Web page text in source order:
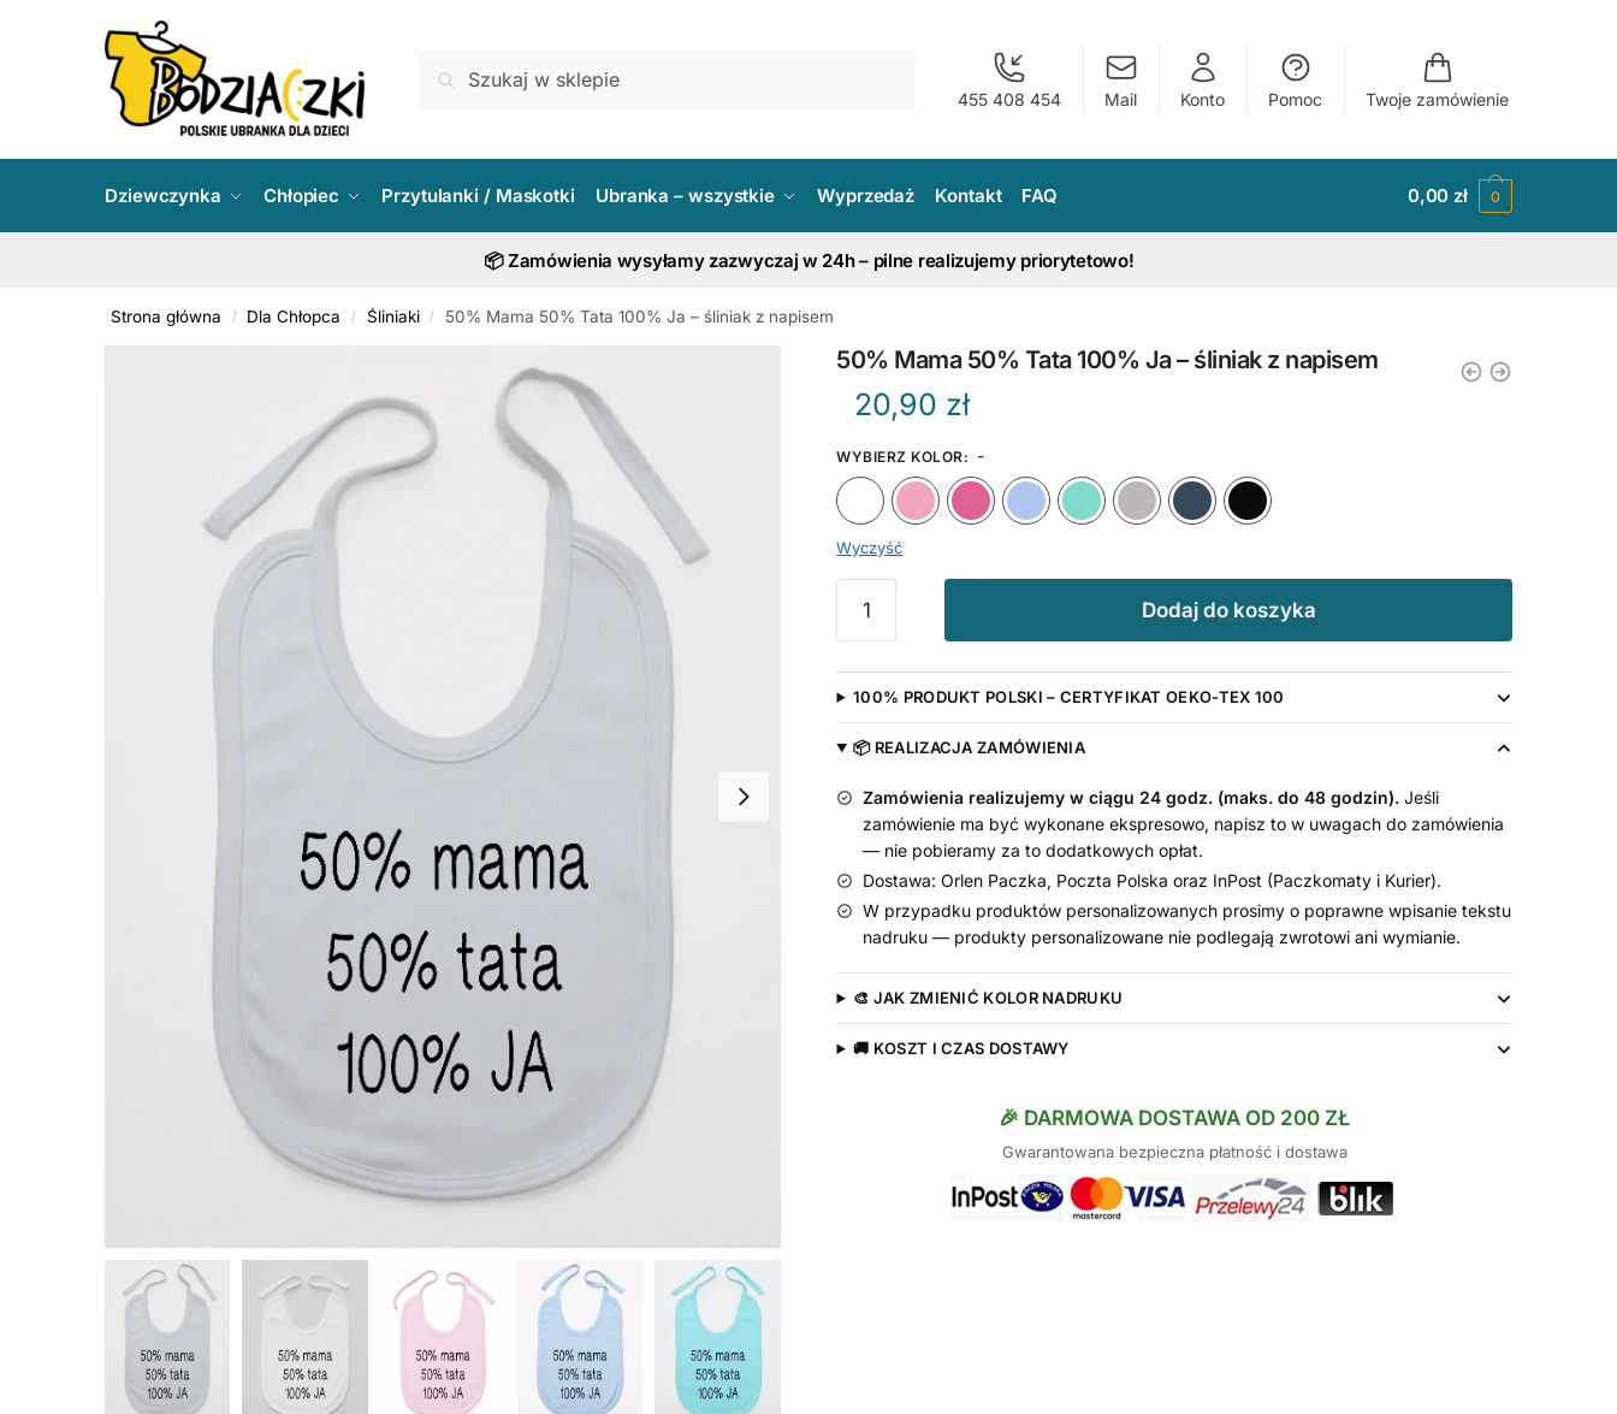
455 408 454 Mail Konto Pomoc Twoje zamówienie
Dziewczynka Chłopiec Przytulanki / Maskotki Ubranka – wszystkie Wyprzedaż Kontakt FAQ 0,00zł 0
📦 Zamówienia wysyłamy zazwyczaj w 24h – pilne realizujemy priorytetowo!
Strona główna / Dla Chłopca / Śliniaki / 50% Mama 50% Tata 100% Ja – śliniak z napisem
50% Mama 50% Tata 100% Ja – śliniak z napisem
20,90 zł
WYBIERZ KOLOR: -
Biały Różowy Ciemny Różowy
Błękitny MiętowySzary
Wyczyść
50%
Mama
50%
Tata
100%
-
śliniak
napisem
Dodaj do koszyka
100% PRODUKT POLSKI – CERTYFIKAT OEKO-TEX 100
📦 REALIZACJA ZAMÓWIENIA
Zamówienia realizujemy w ciągu 24 godz. (maks. do 48 godzin). Jeśli
zamówienie ma być wykonane ekspresowo, napisz to w uwagach do zamówienia
— nie pobieramy za to dodatkowych opłat.
Dostawa: Orlen Paczka, Poczta Polska oraz InPost (Paczkomaty i Kurier).
W przypadku produktów personalizowanych prosimy o poprawne wpisanie tekstu
nadruku — produkty personalizowane nie podlegają zwrotowi ani wymianie.
🎨 JAK ZMIENIĆ KOLOR NADRUKU
🚚 KOSZT I CZAS DOSTAWY
🎉 DARMOWA DOSTAWA OD 200 ZŁ
Gwarantowana bezpieczna płatność i dostawa